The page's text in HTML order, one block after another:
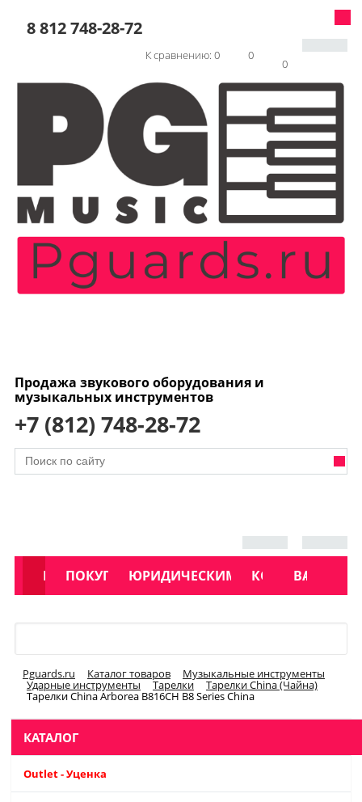
8 812 748-28-72
0
0
К сравнению: 0
Продажа звукового оборудования и
музыкальных инструментов
+7 (812) 748-28-72
АКЦИИ
КАТАЛОГ
ПОКУПАТЕЛЯМЮРИДИЧЕСКИМ ЛИЦАМКОНТАКТЫ
УСЛУГИ
Pguards.ru Каталог товаров Музыкальные инструменты
Ударные инструменты Тарелки Тарелки China (Чайна)
Тарелки China Arborea B816CH B8 Series China
КАТАЛОГ
Outlet - Уценка